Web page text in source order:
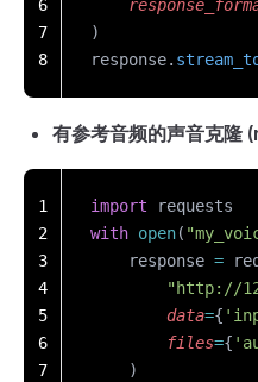
)
response.
6
7
8
有参考音频的声音克隆
import requests
with open(
    response
=
"http://
        data
={
        files
={
    )
1
2
3
4
5
6
7